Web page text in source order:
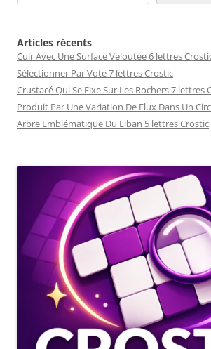
Articles récents
Cuir Avec Une Surface Veloutée 6 lettres
Sélectionner Par Vote 7 lettres Crostic
Crustacé Qui Se Fixe Sur Les Rochers 7 lettres
Produit Par Une Variation De Flux Dans Un
Arbre Emblématique Du Liban 5 lettres Crostic